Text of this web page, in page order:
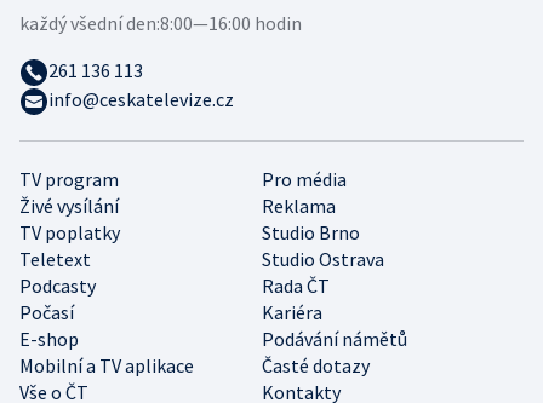
TV program
Pro média
Živé vysílání
Reklama
TV poplatky
Studio Brno
Teletext
Studio Ostrava
Podcasty
Rada ČT
Počasí
Kariéra
E-shop
Podávání námětů
Mobilní a TV aplikace
Časté dotazy
Vše o ČT
Kontakty
každý všední den:8:00—16:00 hodin
261 136 113
info@ceskatelevize.cz